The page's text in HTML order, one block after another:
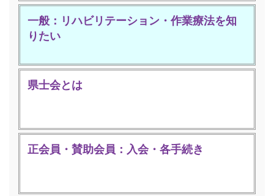
一般：リハビリテーション・作業療法を知
りたい
県士会とは
正会員・賛助会員：入会・各手続き